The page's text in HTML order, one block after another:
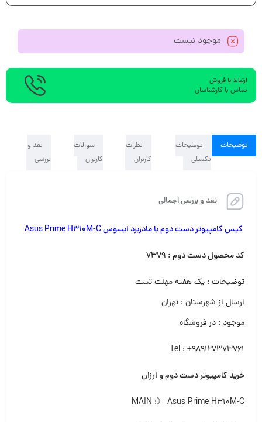
CASE : 》Sadata
ODD : 》ندارد
موجود نیست
ارتباط با فروش
تماس با کارشناسان
توضیحات
توضیحات
تکمیلی
نظرات
کاربران
سوالات
کاربران
نقد و
بررسی
نقد و بررسی اجمالی
کیس کامپیوتر دست دوم با مادربرد ایسوسAsus Prime H310M-C
کد محصول دست دوم : ۷۳۷۹
توضیحات : یک هفته مهلت تست
ارسال از شهرستان : تهران
موجود : در فروشگاه
Tel : +989127373761
خرید کامپیوتر دست دوم و ارزان
MAIN :》 Asus Prime H310M-C